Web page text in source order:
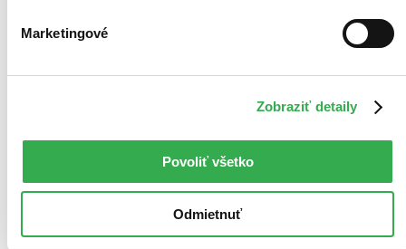
Marketingové
Zobraziť detaily
Povoliť všetko
Odmietnuť
Напю ся водічкы (Napju s’a vodičkŷ)
RUE